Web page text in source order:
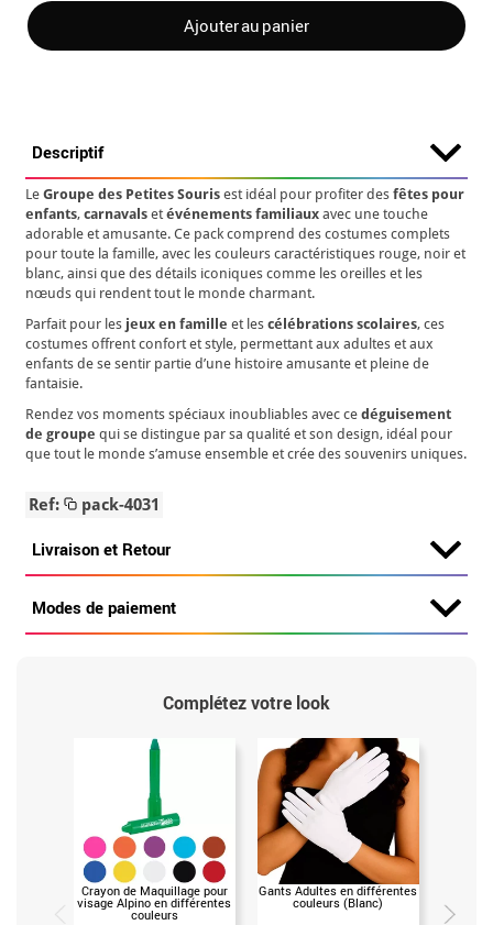
Ajouter au panier
Descriptif
LeGroupe des Petites Souris est idéal pour profiter desfêtes pour
enfants,carnavals etévénements familiaux avec une touche
adorable et amusante. Ce pack comprend des costumes complets
pour toute la famille, avec les couleurs caractéristiques rouge, noir et
blanc, ainsi que des détails iconiques comme les oreilles et les
nœuds qui rendent tout le monde charmant.
Parfait pour les jeux en famille et lescélébrations scolaires, ces
costumes offrent confort et style, permettant aux adultes et aux
enfants de se sentir partie d’une histoire amusante et pleine de
fantaisie.
Rendez vos moments spéciaux inoubliables avec cedéguisement
de groupe qui se distingue par sa qualité et son design, idéal pour
que tout le monde s’amuse ensemble et crée des souvenirs uniques.
Ref: pack-4031
Livraison et Retour
Modes de paiement
Complétez votre look
Crayon de Maquillage pour
visage Alpino en différentes
couleurs
Gants Adultes en différentes
couleurs (Blanc)